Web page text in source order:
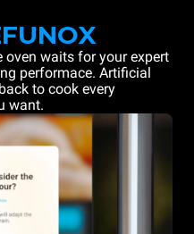
oven waits for your expert
performace. Artificial
to cook every
want.